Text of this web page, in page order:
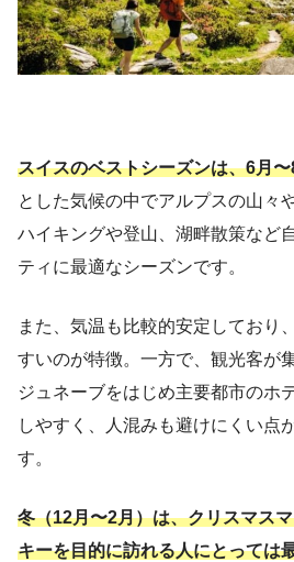
スイスのベストシーズンは、6月
とした気候の中でアルプスの山々
ハイキングや登山、湖畔散策など
ティに最適なシーズンです。
また、気温も比較的安定しており
すいのが特徴。一方で、観光客が
ジュネーブをはじめ主要都市のホ
しやすく、人混みも避けにくい点
す。
冬（12月〜2月）は、クリスマス
キーを目的に訪れる人にとっては